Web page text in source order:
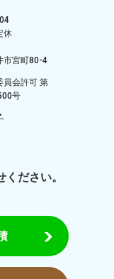
休
市宮町80-4
員会許可 第
号
ださい。